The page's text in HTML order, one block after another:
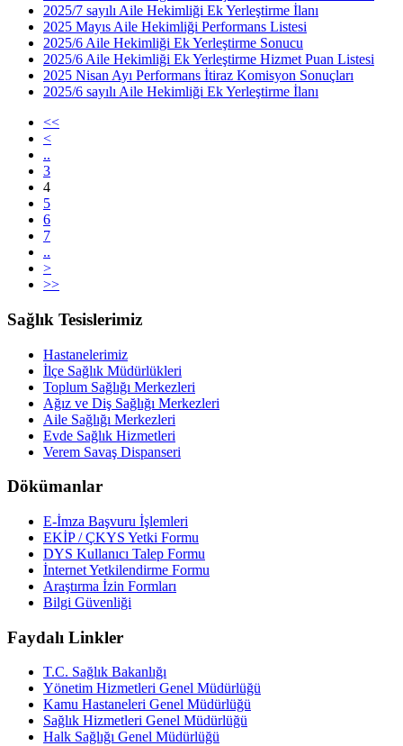
2025/7 sayılı Aile Hekimliği Ek Yerleştirme İlanı
2025 Mayıs Aile Hekimliği Performans Listesi
2025/6 Aile Hekimliği Ek Yerleştirme Sonucu
2025/6 Aile Hekimliği Ek Yerleştirme Hizmet Puan Listesi
2025 Nisan Ayı Performans İtiraz Komisyon Sonuçları
2025/6 sayılı Aile Hekimliği Ek Yerleştirme İlanı
<<
<
..
3
4
5
6
7
..
>
>>
Sağlık Tesislerimiz
Hastanelerimiz
İlçe Sağlık Müdürlükleri
Toplum Sağlığı Merkezleri
Ağız ve Diş Sağlığı Merkezleri
Aile Sağlığı Merkezleri
Evde Sağlık Hizmetleri
Verem Savaş Dispanseri
Dökümanlar
E-İmza Başvuru İşlemleri
EKİP / ÇKYS Yetki Formu
DYS Kullanıcı Talep Formu
İnternet Yetkilendirme Formu
Araştırma İzin Formları
Bilgi Güvenliği
Faydalı Linkler
T.C. Sağlık Bakanlığı
Yönetim Hizmetleri Genel Müdürlüğü
Kamu Hastaneleri Genel Müdürlüğü
Sağlık Hizmetleri Genel Müdürlüğü
Halk Sağlığı Genel Müdürlüğü